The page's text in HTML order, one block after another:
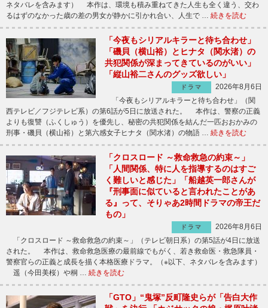
ネタバレを含みます） 本作は、環境も積み重ねてきた人生も全く違う、交わ
るはずのなかった歳の差の男女が静かに引かれ合い、人生で … 続きを読む
「今夜もシリアルキラーと待ち合わせ」
「磯貝（横山裕）とヒナタ（関水渚）の
共犯関係が深まってきているのがいい」
「縦山裕二さんのグッズ欲しい」
ドラマ
2026年8月6日
「今夜もシリアルキラーと待ち合わせ」（関
西テレビ／フジテレビ系）の第6話が5日に放送された。 本作は、警察の正義
よりも復讐（ふくしゅう）を優先し、秘密の共犯関係を結んだ一匹おおかみの
刑事・磯貝（横山裕）と第六感女子ヒナタ（関水渚）の物語 … 続きを読む
「クロスロード ～救命救急の約束～」
「人間関係、特に人を指導するのはすご
く難しいと感じた」「船越英一郎さんが
『刑事面に似ていると言われたことがあ
る』って、そりゃあ2時間ドラマの帝王だ
もの」
ドラマ
2026年8月6日
「クロスロード ～救命救急の約束～」（テレビ朝日系）の第5話が4日に放送
された。 本作は、救命救急医療の最前線でもがく、若き救命医・救急隊員・
警察官らの正義と成長を描く本格医療ドラマ。（※以下、ネタバレを含みます）
遥（今田美桜）や桐 … 続きを読む
「GTO」“鬼塚”反町隆史らが「告白大作